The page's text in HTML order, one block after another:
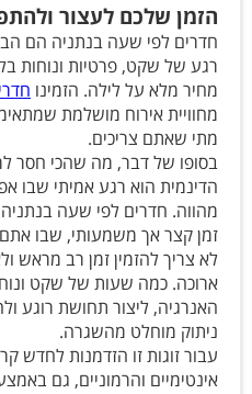
הזמן שלכם לעצור
חדרים לפי שעה בנתניה הם
רגע של שקט, פרטיות ונוחות
מחיר מלא על לילה. הזמינו
מחוויית אירוח מושלמת
מתי שאתם צריכים.
בסופו של דבר, מה שהכי חסר
הדינמית הוא רגע אמיתי שבו
מהווה. חדרים לפי שעה
זמן קצר אך משמעותי, שבו
לא צריך להזמין זמן רב מראש
ארוכה. כמה שעות של שקט
האנרגיה, ליצור תחושת רוגע
ניתוק מוחלט מהשגרה.
עבור זוגות זו הזדמנות לחדש
אינטימיים והרמוניים, גם